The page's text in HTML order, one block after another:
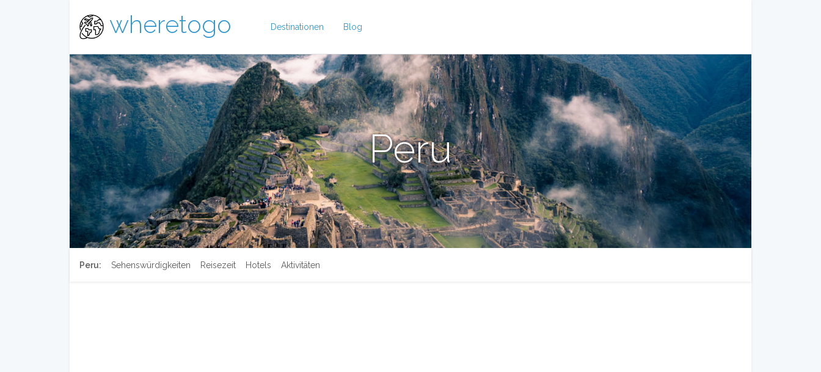
wheretogo Destinationen Blog
Peru
Peru: Sehenswürdigkeiten Reisezeit Hotels Aktivitäten